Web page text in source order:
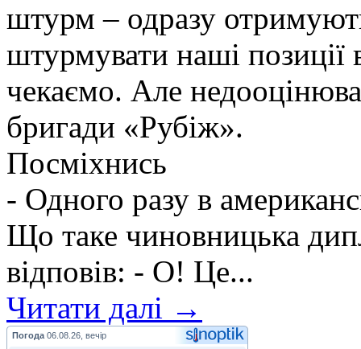
штурм – одразу
штурмувати наші позиції
чекаємо. Але
бригади «Рубіж».
Посміхнись
- Одного разу в
Що таке чиновницька
відповів: - О! Це...
Читати далі →
Погода 06.08.26, вечір